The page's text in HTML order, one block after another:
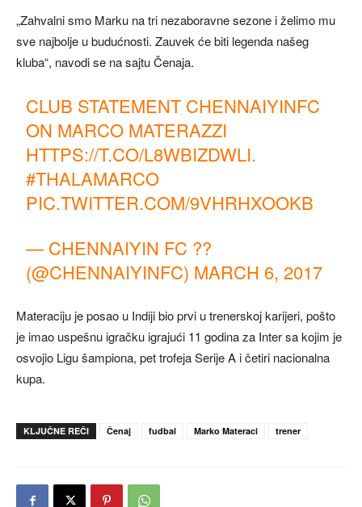
„Zahvalni smo Marku na tri nezaboravne sezone i želimo mu
sve najbolje u budućnosti. Zauvek će biti legenda našeg
kluba“, navodi se na sajtu Čenaja.
CLUB STATEMENT CHENNAIYINFC
ON MARCO MATERAZZI
HTTPS://T.CO/L8WBIZDWLI.
#THALAMARCO
PIC.TWITTER.COM/9VHRHXOOKB
— CHENNAIYIN FC ??
(@CHENNAIYINFC) MARCH 6, 2017
Materaciju je posao u Indiji bio prvi u trenerskoj karijeri, pošto
je imao uspešnu igračku igrajući 11 godina za Inter sa kojim je
osvojio Ligu šampiona, pet trofeja Serije A i četiri nacionalna
kupa.
KLJUČNE REČI Čenaj fudbal Marko Materaci trener